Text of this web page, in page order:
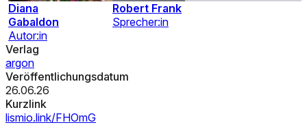
Diana
Gabaldon
Autor:in
Robert Frank
Sprecher:in
Verlag
argon
Veröffentlichungsdatum
26.06.26
Kurzlink
lismio.link/FHOmG